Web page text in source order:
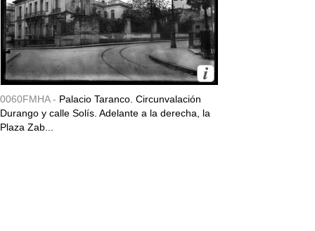
0060FMHA - Palacio Taranco. Circunvalación
Durango y calle Solís. Adelante a la derecha, la
Plaza Zab...